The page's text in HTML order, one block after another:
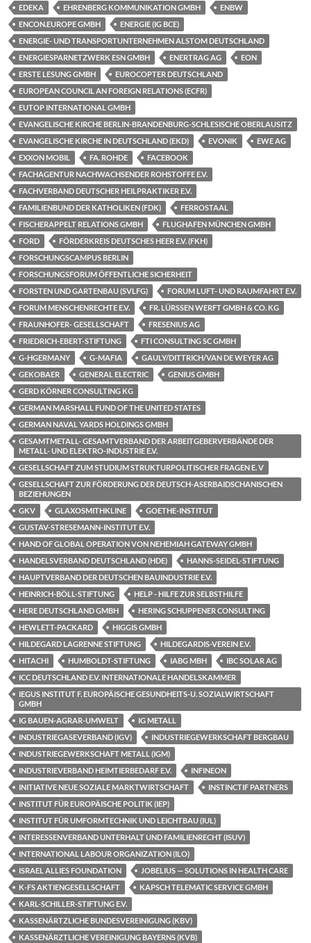
EDEKA EHRENBERG KOMMUNIKATION GMBH
ENBW
ENCON.EUROPE GMBH
ENERGIE (IG BCE)
ENERGIE- UND TRANSPORTUNTERNEHMEN ALSTOM DEUTSCHLAND
ENERGIESPARNETZWERK ESN GMBH
ENERTRAG AG
EON
ERSTE LESUNG GMBH
EUROCOPTER DEUTSCHLAND
EUROPEAN COUNCIL AN FOREIGN RELATIONS (ECFR)
EUTOP INTERNATIONAL GMBH
EVANGELISCHE KIRCHE BERLIN-BRANDENBURG-SCHLESISCHE OBERLAUSITZ
EVANGELISCHE KIRCHE IN DEUTSCHLAND (EKD)
EVONIK
EWE AG
EXXON MOBIL
FA. ROHDE
FACEBOOK
FACHAGENTUR NACHWACHSENDER ROHSTOFFE E.V.
FACHVERBAND DEUTSCHER HEILPRAKTIKER E.V.
FAMILIENBUND DER KATHOLIKEN (FDK)
FERROSTAAL
FISCHERAPPELT RELATIONS GMBH
FLUGHAFEN MÜNCHEN GMBH
FORD
FÖRDERKREIS DEUTSCHES HEER E.V. (FKH)
FORSCHUNGSCAMPUS BERLIN
FORSCHUNGSFORUM ÖFFENTLICHE SICHERHEIT
FORSTEN UND GARTENBAU (SVLFG)
FORUM LUFT- UND RAUMFAHRT E.V.
FORUM MENSCHENRECHTE E.V.
FR. LÜRSSEN WERFT GMBH & CO. KG
FRAUNHOFER- GESELLSCHAFT
FRESENIUS AG
FRIEDRICH-EBERT-STIFTUNG
FTI CONSULTING SC GMBH
G-HGERMANY
G-MAFIA
GAULY/DITTRICH/VAN DE WEYER AG
GEKOBAER
GENERAL ELECTRIC
GENIUS GMBH
GERD KÖRNER CONSULTING KG
GERMAN MARSHALL FUND OF THE UNITED STATES
GERMAN NAVAL YARDS HOLDINGS GMBH
GESAMTMETALL- GESAMTVERBAND DER ARBEITGEBERVERBÄNDE DER
METALL- UND ELEKTRO-INDUSTRIE E.V.
GESELLSCHAFT ZUM STUDIUM STRUKTURPOLITISCHER FRAGEN E. V
GESELLSCHAFT ZUR FÖRDERUNG DER DEUTSCH-ASERBAIDSCHANISCHEN
BEZIEHUNGEN
GKV
GLAXOSMITHKLINE
GOETHE-INSTITUT
GUSTAV-STRESEMANN-INSTITUT E.V.
HAND OF GLOBAL OPERATION VON NEHEMIAH GATEWAY GMBH
HANDELSVERBAND DEUTSCHLAND (HDE)
HANNS-SEIDEL-STIFTUNG
HAUPTVERBAND DER DEUTSCHEN BAUINDUSTRIE E.V.
HEINRICH-BÖLL-STIFTUNG
HELP - HILFE ZUR SELBSTHILFE
HERE DEUTSCHLAND GMBH
HERING SCHUPPENER CONSULTING
HEWLETT-PACKARD
HIGGIS GMBH
HILDEGARD LAGRENNE STIFTUNG
HILDEGARDIS-VEREIN E.V.
HITACHI
HUMBOLDT-STIFTUNG IABG MBH
IBC SOLAR AG
ICC DEUTSCHLAND E.V. INTERNATIONALE HANDELSKAMMER
IEGUS INSTITUT F. EUROPÄISCHE GESUNDHEITS-U. SOZIALWIRTSCHAFT
GMBH
IG BAUEN-AGRAR-UMWELT
IG METALL
INDUSTRIEGASEVERBAND (IGV)
INDUSTRIEGEWERKSCHAFT BERGBAU
INDUSTRIEGEWERKSCHAFT METALL (IGM)
INDUSTRIEVERBAND HEIMTIERBEDARF E.V.
INFINEON
INITIATIVE NEUE SOZIALE MARKTWIRTSCHAFT
INSTINCTIF PARTNERS
INSTITUT FÜR EUROPÄISCHE POLITIK (IEP)
INSTITUT FÜR UMFORMTECHNIK UND LEICHTBAU (IUL)
INTERESSENVERBAND UNTERHALT UND FAMILIENRECHT (ISUV)
INTERNATIONAL LABOUR ORGANIZATION (ILO)
ISRAEL ALLIES FOUNDATION
JOBELIUS — SOLUTIONS IN HEALTH CARE
K-FS AKTIENGESELLSCHAFT
KAPSCH TELEMATIC SERVICE GMBH
KARL-SCHILLER-STIFTUNG E.V.
KASSENÄRTZLICHE BUNDESVEREINIGUNG (KBV)
KASSENÄRZTLICHE VEREINIGUNG BAYERNS (KVB)